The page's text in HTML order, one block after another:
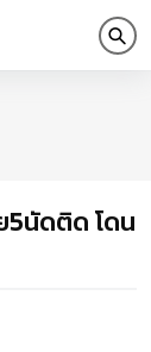
5นัดติด โดน